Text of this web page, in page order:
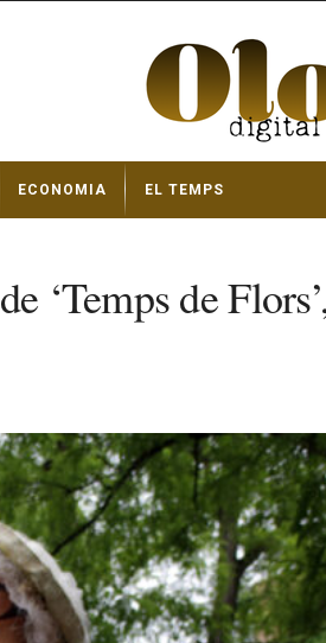
ECONOMIA EL TEMPS
‘Temps de